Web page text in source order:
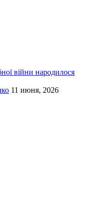
війни народилося
11 июня, 2026